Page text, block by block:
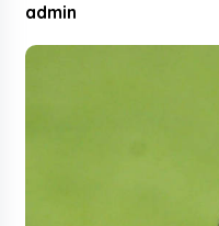
admin